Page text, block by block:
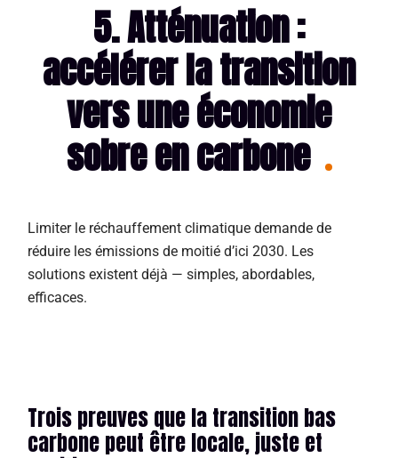
5. Atténuation :
accélérer la transition
vers une économie
sobre en carbone
Limiter le réchauffement climatique demande de
réduire les émissions de moitié d’ici 2030. Les
solutions existent déjà — simples, abordables,
efficaces.
Trois preuves que la transition bas
carbone peut être locale, juste et